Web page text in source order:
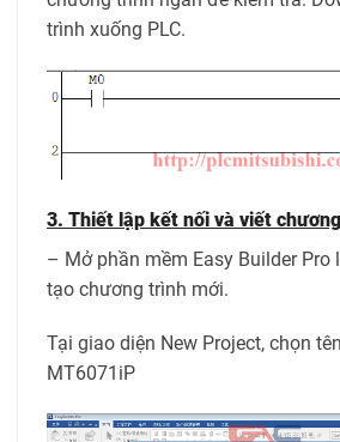
trình xuống PLC.
3. Thiết lập kết nối và viết
– Mở phần mềm Easy Builder Pro
tạo chương trình mới.
Tại giao diện New Project, chọn
MT6071iP